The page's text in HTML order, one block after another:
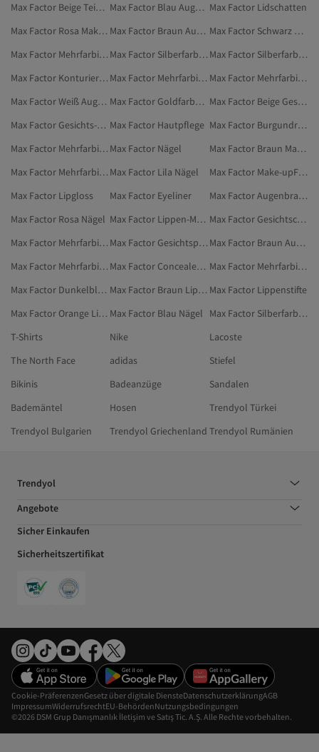
Max Factor Beige Teint-Make-up
Max Factor Blau Augen-Make-up Max Factor Lidschatten
Max Factor Rosa Make-up
Max Factor Braun Augen-Make-up
Max Factor Schwarz Augen-Make-up
Max Factor Mehrfarbig Teint-Make-up
Max Factor Silberfarben Beauty
Max Factor Silberfarben Make-up
Max Factor Konturierungsprodukte
Max Factor Mehrfarbig Rouges
Max Factor Mehrfarbig Make-up
Max Factor Weiß Augen-Make-up
Max Factor Goldfarben Gesichtsprimer
Max Factor Beige Gesichtsprimer
Max Factor Gesichts-Highlighter Max Factor Hautpflege
Max Factor Burgundrot Make-up
Max Factor Mehrfarbig Gesichtsprimer Max Factor Nägel
Max Factor Braun Mascaras
Max Factor Mehrfarbig Augen-Make-up Max Factor Lila Nägel
Max Factor Make-upFixiersprays
Max Factor Lipgloss
Max Factor Eyeliner
Max Factor Augenbrauenfarben
Max Factor Rosa Nägel
Max Factor Lippen-Make-up
Max Factor Gesichtscremes
Max Factor Mehrfarbig Konturierungsprodukte
Max Factor Gesichtspflege
Max Factor Braun Augenbrauenfarben
Max Factor Mehrfarbig Gesichts-Highlighter
Max Factor Concealer & Korrektoren
Max Factor Mehrfarbig Mascaras
Max Factor Dunkelblau Eyeliner
Max Factor Braun Lippen-Make-up Max Factor Lippenstifte
Max Factor Orange Lippen-Make-up Max Factor Blau Nägel
Max Factor Silberfarben Lippen-Make-up
T-Shirts
Nike
Lacoste
The North Face
adidas
Stiefel
Bikinis
Badeanzüge
Sandalen
Bademäntel
Hosen
Trendyol Türkei
Trendyol Bulgarien
Trendyol Griechenland Trendyol Rumänien
Trendyol
Angebote
Sicher Einkaufen
Sicherheitszertifikat
©2026 DSM Grup Danışmanlık İletişim ve Satış Tic. A.Ş. Alle Rechte vorbehalten.
Cookie-PräferenzenGesetz über digitale DiensteDatenschutzerklärungAGB
ImpressumWiderrufsrechtEU-BehördenNutzungsbedingungen